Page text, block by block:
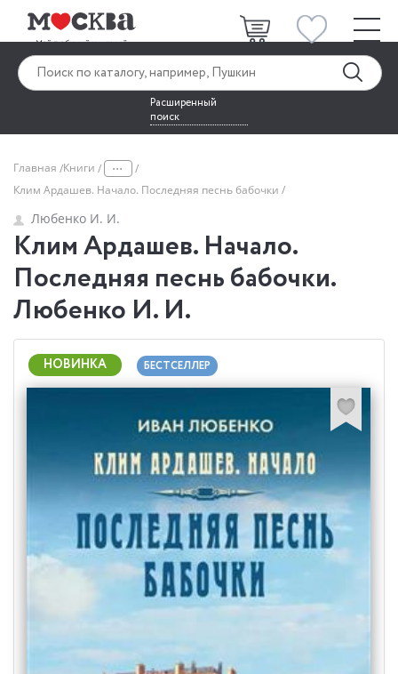
Расширенный
поиск
Главная Книги ...
Клим Ардашев. Начало. Последняя песнь бабочки
Любенко И. И.
Клим Ардашев. Начало.
Последняя песнь бабочки.
Любенко И. И.
НОВИНКА БЕСТСЕЛЛЕР